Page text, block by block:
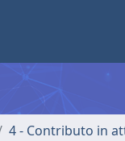
4 - Contributo in